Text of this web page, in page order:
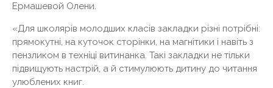
Ермашевой Олени.
«Для школярів молодших класів закладки різні потрібні:
прямокутні, на куточок сторінки, на магнітики і навіть з
пензликом в техніці витинанка. Такі закладки не тільки
підвищують настрій, а й стимулюють дитину до читання
улюблених книг.